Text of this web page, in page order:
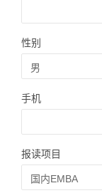
性别
手机
报读项目